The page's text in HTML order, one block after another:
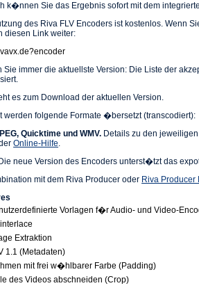
k�nnen Sie das Ergebnis sofort mit dem
des Riva FLV Encoders ist kostenlos. Wenn
diesen Link weiter:
Sie immer die aktuellste Version: Die Liste der
es zum Download der aktuellen Version.
werden folgende Formate �bersetzt (transcodiert):
Quicktime und WMV. Details zu den
Online-Hilfe.
Die neue Version des Encoders unterst�tzt das
mit dem Riva Producer oder Riva Producer
Vorlagen f�r Audio- und Video-
Extraktion
1.1 (Metadaten)
mit frei w�hlbarer Farbe (Padding)
des Videos abschneiden (Crop)